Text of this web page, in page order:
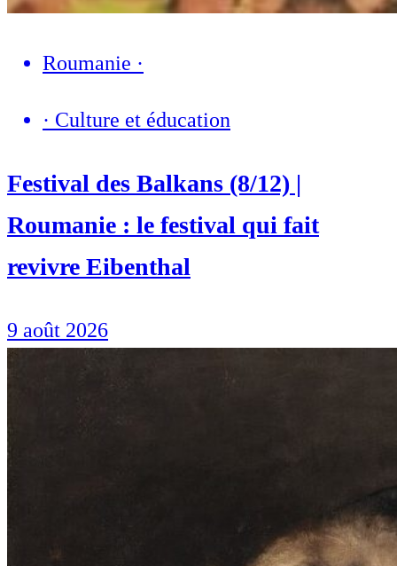
Roumanie ·
· Culture et éducation
Festival des Balkans (8/12) |
Roumanie : le festival qui fait
revivre Eibenthal
9 août 2026